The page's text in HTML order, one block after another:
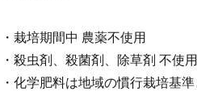
・栽培期間中 農薬不使用
・殺虫剤、殺菌剤、除草剤 不使用
・化学肥料は地域の慣行栽培基